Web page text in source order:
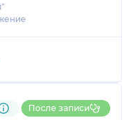
После записи